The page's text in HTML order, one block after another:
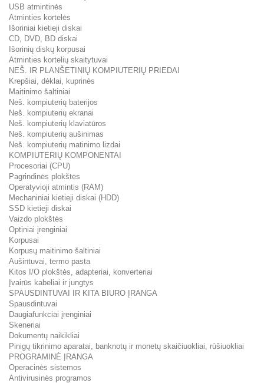
USB atmintinės
Atminties kortelės
Išoriniai kietieji diskai
CD, DVD, BD diskai
Išorinių diskų korpusai
Atminties kortelių skaitytuvai
NEŠ. IR PLANŠETINIŲ KOMPIUTERIŲ PRIEDAI
Krepšiai, dėklai, kuprinės
Maitinimo šaltiniai
Neš. kompiuterių baterijos
Neš. kompiuterių ekranai
Neš. kompiuterių klaviatūros
Neš. kompiuterių aušinimas
Neš. kompiuterių matinimo lizdai
KOMPIUTERIŲ KOMPONENTAI
Procesoriai (CPU)
Pagrindinės plokštės
Operatyvioji atmintis (RAM)
Mechaniniai kietieji diskai (HDD)
SSD kietieji diskai
Vaizdo plokštės
Optiniai įrenginiai
Korpusai
Korpusų maitinimo šaltiniai
Aušintuvai, termo pasta
Kitos I/O plokštės, adapteriai, konverteriai
Įvairūs kabeliai ir jungtys
SPAUSDINTUVAI IR KITA BIURO ĮRANGA
Spausdintuvai
Daugiafunkciai įrenginiai
Skeneriai
Dokumentų naikikliai
Pinigų tikrinimo aparatai, banknotų ir monetų skaičiuokliai, rūšiuokliai
PROGRAMINĖ ĮRANGA
Operacinės sistemos
Antivirusinės programos